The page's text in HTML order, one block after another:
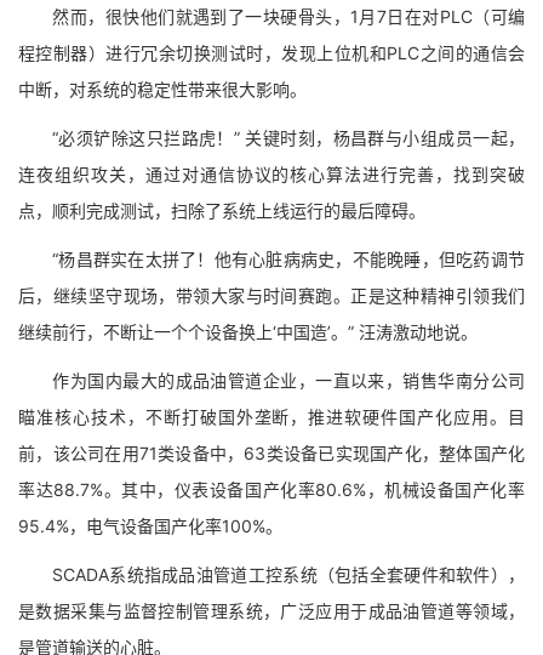
然而，很快他们就遇到了一块硬骨头，1月7日在对PLC（可编
程控制器）进行冗余切换测试时，发现上位机和PLC之间的通信会
中断，对系统的稳定性带来很大影响。
“必须铲除这只拦路虎！” 关键时刻，杨昌群与小组成员一起，
连夜组织攻关，通过对通信协议的核心算法进行完善，找到突破
点，顺利完成测试，扫除了系统上线运行的最后障碍。
“杨昌群实在太拼了！他有心脏病病史，不能晚睡，但吃药调节
后，继续坚守现场，带领大家与时间赛跑。正是这种精神引领我们
继续前行，不断让一个个设备换上‘中国造’。” 汪涛激动地说。
作为国内最大的成品油管道企业，一直以来，销售华南分公司
瞄准核心技术，不断打破国外垄断，推进软硬件国产化应用。目
前，该公司在用71类设备中，63类设备已实现国产化，整体国产化
率达88.7%。其中，仪表设备国产化率80.6%，机械设备国产化率
95.4%，电气设备国产化率100%。
SCADA系统指成品油管道工控系统（包括全套硬件和软件），
是数据采集与监督控制管理系统，广泛应用于成品油管道等领域，
是管道输送的心脏。